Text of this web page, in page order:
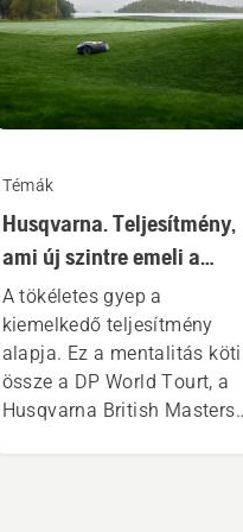
Témák
Husqvarna. Teljesítmény,
ami új szintre emeli a
játékot.
A tökéletes gyep a
kiemelkedő teljesítmény
alapja. Ez a mentalitás köti
össze a DP World Tourt, a
Husqvarna British Masterst